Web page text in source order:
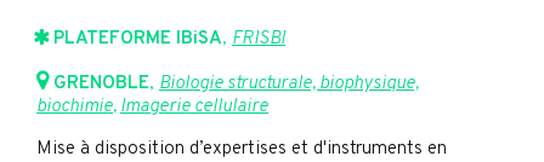
PLATEFORME IBiSA, FRISBI
GRENOBLE, Biologie structurale, biophysique,
biochimie,Imagerie cellulaire
Mise à disposition d’expertises et d'instruments en